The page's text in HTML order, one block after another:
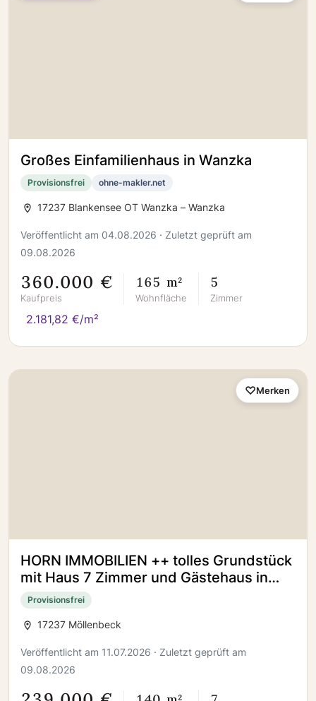
Großes Einfamilienhaus in Wanzka
Provisionsfrei ohne-makler.net
17237 Blankensee OT Wanzka – Wanzka
Veröffentlicht am 04.08.2026 · Zuletzt geprüft am
09.08.2026
360.000 €
Kaufpreis
165 m²
Wohnfläche
5
Zimmer
2.181,82 €/m²
HORN IMMOBILIEN ++ tolles Grundstück
mit Haus 7 Zimmer und Gästehaus in
Quadenschönfeld / Möllenbeck
Provisionsfrei
17237 Möllenbeck
Veröffentlicht am 11.07.2026 · Zuletzt geprüft am
09.08.2026
Merken